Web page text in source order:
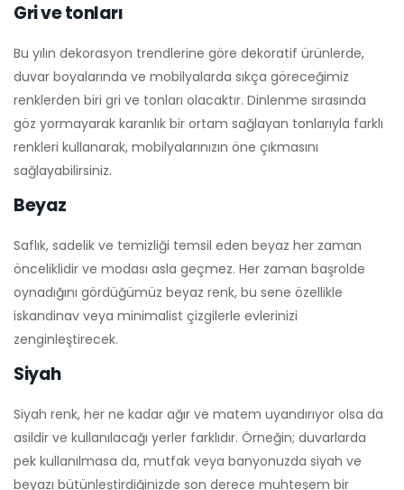
Gri ve tonları
Bu yılın dekorasyon trendlerine göre dekoratif ürünlerde,
duvar boyalarında ve mobilyalarda sıkça göreceğimiz
renklerden biri gri ve tonları olacaktır. Dinlenme sırasında
göz yormayarak karanlık bir ortam sağlayan tonlarıyla farklı
renkleri kullanarak, mobilyalarınızın öne çıkmasını
sağlayabilirsiniz.
Beyaz
Saflık, sadelik ve temizliği temsil eden beyaz her zaman
önceliklidir ve modası asla geçmez. Her zaman başrolde
oynadığını gördüğümüz beyaz renk, bu sene özellikle
iskandinav veya minimalist çizgilerle evlerinizi
zenginleştirecek.
Siyah
Siyah renk, her ne kadar ağır ve matem uyandırıyor olsa da
asildir ve kullanılacağı yerler farklıdır. Örneğin; duvarlarda
pek kullanılmasa da, mutfak veya banyonuzda siyah ve
beyazı bütünleştirdiğinizde son derece muhteşem bir